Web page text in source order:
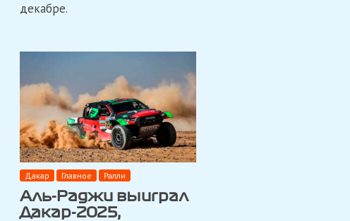
декабре.
Дакар Главное Ралли
Аль-Раджи выиграл
Дакар-2025,